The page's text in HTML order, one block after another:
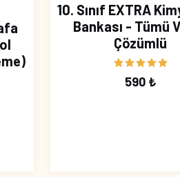
10. Sınıf EXTRA
Bankası - Tümü
Çözümlü
590 ₺